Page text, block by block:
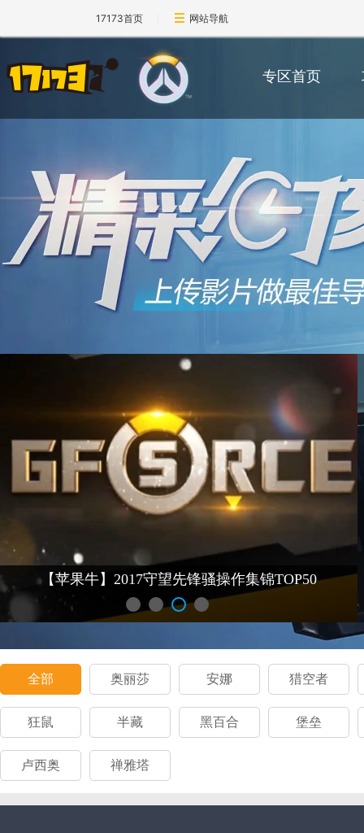
17173首页 网站导航
专区首页
【苹果牛】2017守望先锋骚操作集锦TOP50
全部 奥丽莎 安娜 猎空者
狂鼠 半藏 黑百合 堡垒
卢西奥 禅雅塔